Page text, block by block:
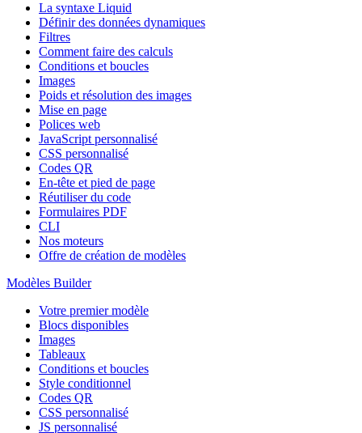
La syntaxe Liquid
Définir des données dynamiques
Filtres
Comment faire des calculs
Conditions et boucles
Images
Poids et résolution des images
Mise en page
Polices web
JavaScript personnalisé
CSS personnalisé
Codes QR
En-tête et pied de page
Réutiliser du code
Formulaires PDF
CLI
Nos moteurs
Offre de création de modèles
Modèles Builder
Votre premier modèle
Blocs disponibles
Images
Tableaux
Conditions et boucles
Style conditionnel
Codes QR
CSS personnalisé
JS personnalisé